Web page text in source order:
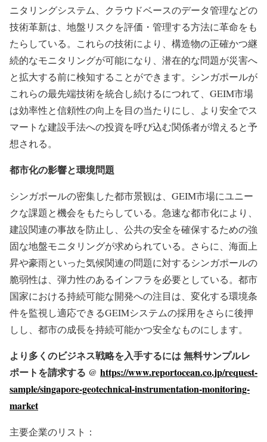
ニタリングシステム、クラウドベースのデータ管理などの
技術革新は、地盤リスクを評価・管理する方法に革命をも
たらしている。これらの技術により、構造物の正確かつ継
続的なモニタリングが可能になり、潜在的な問題が災害へ
と拡大する前に検知することができます。シンガポールが
これらの最先端技術を統合し続けるにつれて、GEIM市場
は効率性と信頼性の向上を目の当たりにし、より安全でス
マートな建設手法への投資を呼び込む関係者が増えると予
想される。
都市化の影響と環境問題
シンガポールの密集した都市景観は、GEIM市場にユニー
クな課題と機会をもたらしている。急速な都市化により、
建設関連の事故を防止し、公共の安全を確保するための強
固な地盤モニタリングが求められている。さらに、海面上
昇や豪雨といった気候関連の問題に対するシンガポールの
脆弱性は、弾力性のあるインフラを必要としている。都市
国家における持続可能な開発への注目は、変化する環境条
件を監視し適応できるGEIMシステムの採用をさらに後押
しし、都市の成長を持続可能かつ安全なものにします。
より多くのビジネス戦略を入手するには 無料サンプルレ
ポートを請求する @ https://www.reportocean.co.jp/request-
sample/singapore-geotechnical-instrumentation-monitoring-
market
主要企業のリスト：